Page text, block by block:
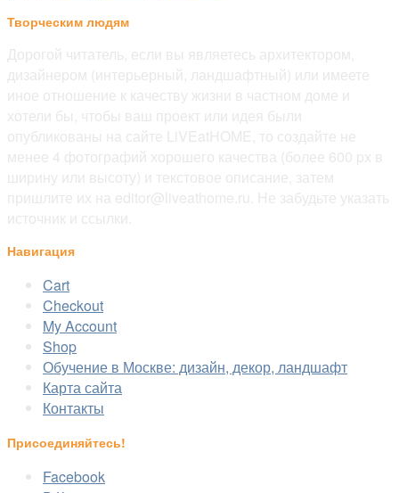
Творческим людям
Навигация
Cart
Checkout
My Account
Shop
Обучение в Москве: дизайн, декор, ландшафт
Карта сайта
Контакты
Присоединяйтесь!
Facebook